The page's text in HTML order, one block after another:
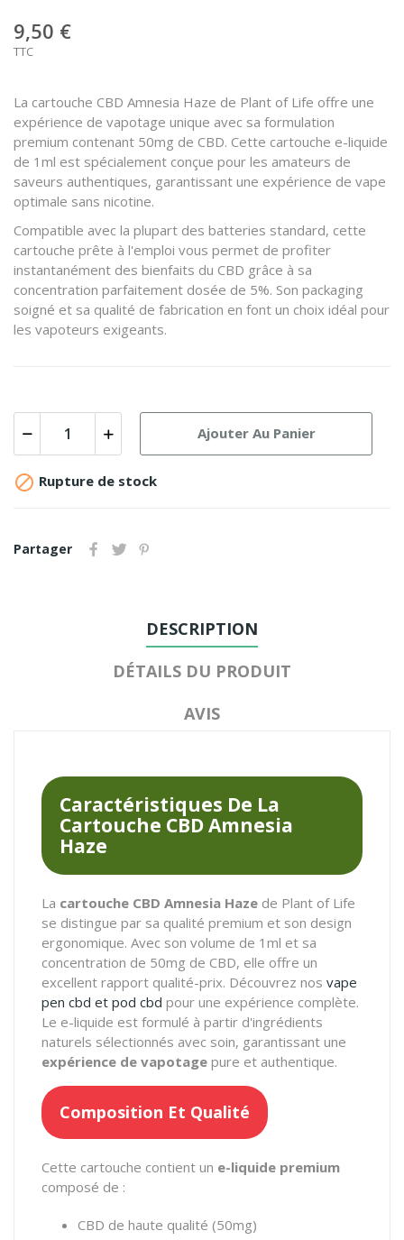
9,50 €
TTC
La cartouche CBD Amnesia Haze de Plant of Life offre une
expérience de vapotage unique avec sa formulation
premium contenant 50mg de CBD. Cette cartouche e-liquide
de 1ml est spécialement conçue pour les amateurs de
saveurs authentiques, garantissant une expérience de vape
optimale sans nicotine.
Compatible avec la plupart des batteries standard, cette
cartouche prête à l'emploi vous permet de profiter
instantanément des bienfaits du CBD grâce à sa
concentration parfaitement dosée de 5%. Son packaging
soigné et sa qualité de fabrication en font un choix idéal pour
les vapoteurs exigeants.
Ajouter Au Panier
 Rupture de stock
Partager
DESCRIPTION
DÉTAILS DU PRODUIT
AVIS
Caractéristiques De La
Cartouche CBD Amnesia
Haze
La cartouche CBD Amnesia Haze de Plant of Life
se distingue par sa qualité premium et son design
ergonomique. Avec son volume de 1ml et sa
concentration de 50mg de CBD, elle offre un
excellent rapport qualité-prix. Découvrez nos vape
pen cbd et pod cbd pour une expérience complète.
Le e-liquide est formulé à partir d'ingrédients
naturels sélectionnés avec soin, garantissant une
expérience de vapotage pure et authentique.
Composition Et Qualité
Cette cartouche contient un e-liquide premium
composé de :
CBD de haute qualité (50mg)